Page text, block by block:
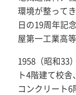
環境が整って
日の19周年記
屋第一工業高
1958（昭和33
ト4階建て校
コンクリート